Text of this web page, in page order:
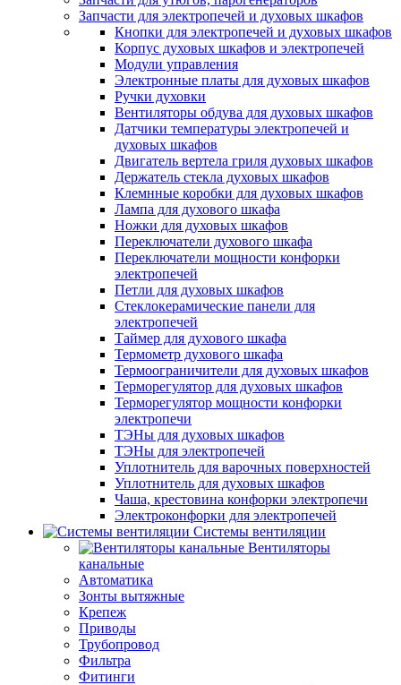
Запчасти для электропечей и духовых шкафов
Кнопки для электропечей и духовых шкафов
Корпус духовых шкафов и электропечей
Модули управления
Электронные платы для духовых шкафов
Ручки духовки
Вентиляторы обдува для духовых шкафов
Датчики температуры электропечей и
духовых шкафов
Двигатель вертела гриля духовых шкафов
Держатель стекла духовых шкафов
Клемнные коробки для духовых шкафов
Лампа для духового шкафа
Ножки для духовых шкафов
Переключатели духового шкафа
Переключатели мощности конфорки
электропечей
Петли для духовых шкафов
Стеклокерамические панели для
электропечей
Таймер для духового шкафа
Термометр духового шкафа
Термоограничители для духовых шкафов
Терморегулятор для духовых шкафов
Терморегулятор мощности конфорки
электропечи
ТЭНы для духовых шкафов
ТЭНы для электропечей
Уплотнитель для варочных поверхностей
Уплотнитель для духовых шкафов
Чаша, крестовина конфорки электропечи
Электроконфорки для электропечей
Системы вентиляции
Вентиляторы
канальные
Автоматика
Зонты вытяжные
Крепеж
Приводы
Трубопровод
Фильтра
Фитинги